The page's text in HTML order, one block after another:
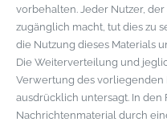
vorbehalten. Jeder Nutzer,
zugänglich macht, tut dies zu
die Nutzung dieses Materials
Die Weiterverteilung und
Verwertung des vorliegenden
ausdrücklich untersagt. In den
Nachrichtenmaterial durch